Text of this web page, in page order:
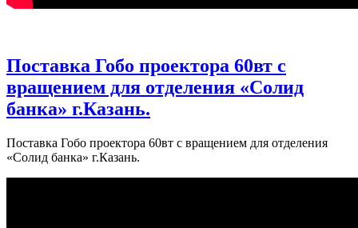
Поставка Гобо проектора 60вт с
вращением для отделения «Солид
банка» г.Казань.
Поставка Гобо проектора 60вт с вращением для отделения
«Солид банка» г.Казань.